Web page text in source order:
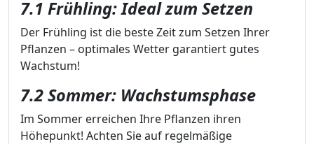
7.1 Frühling: Ideal zum Setzen
Der Frühling ist die beste Zeit zum Setzen Ihrer
Pflanzen – optimales Wetter garantiert gutes
Wachstum!
7.2 Sommer: Wachstumsphase
Im Sommer erreichen Ihre Pflanzen ihren
Höhepunkt! Achten Sie auf regelmäßige